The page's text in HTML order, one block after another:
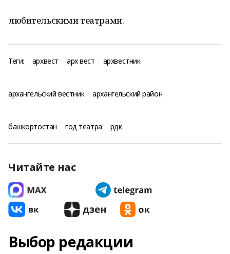
любительскими театрами.
Теги: архвест арх вест архвестник
архангельский вестник архангельский район
башкортостан год театра рдк
Читайте нас
Выбор редакции